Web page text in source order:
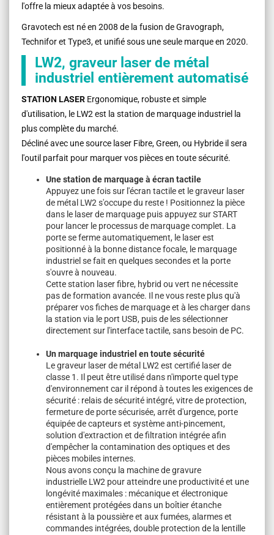
l'offre la mieux adaptée à vos besoins.
Gravotech est né en 2008 de la fusion de Gravograph,
Technifor et Type3, et unifié sous une seule marque en 2020.
LW2, graveur laser de métal
industriel entièrement automatisé
STATION LASER Ergonomique, robuste et simple
d'utilisation, le LW2 est la station de marquage industriel la
plus complète du marché.
Décliné avec une source laser Fibre, Green, ou Hybride il sera
l'outil parfait pour marquer vos pièces en toute sécurité.
Une station de marquage à écran tactile
Appuyez une fois sur l'écran tactile et le graveur laser
de métal LW2 s'occupe du reste ! Positionnez la pièce
dans le laser de marquage puis appuyez sur START
pour lancer le processus de marquage complet. La
porte se ferme automatiquement, le laser est
positionné à la bonne distance focale, le marquage
industriel se fait en quelques secondes et la porte
s'ouvre à nouveau.
Cette station laser fibre, hybrid ou vert ne nécessite
pas de formation avancée. Il ne vous reste plus qu'à
préparer vos fiches de marquage et à les charger dans
la station via le port USB, puis de les sélectionner
directement sur l'interface tactile, sans besoin de PC.
Un marquage industriel en toute sécurité
Le graveur laser de métal LW2 est certifié laser de
classe 1. Il peut être utilisé dans n'importe quel type
d'environnement car il répond à toutes les exigences de
sécurité : relais de sécurité intégré, vitre de protection,
fermeture de porte sécurisée, arrêt d'urgence, porte
équipée de capteurs et système anti-pincement,
solution d'extraction et de filtration intégrée afin
d'empêcher la contamination des optiques et des
pièces mobiles internes.
Nous avons conçu la machine de gravure
industrielle LW2 pour atteindre une productivité et une
longévité maximales : mécanique et électronique
entièrement protégées dans un boîtier étanche
résistant à la poussière et aux fumées, alarmes et
commandes intégrées, double protection de la lentille